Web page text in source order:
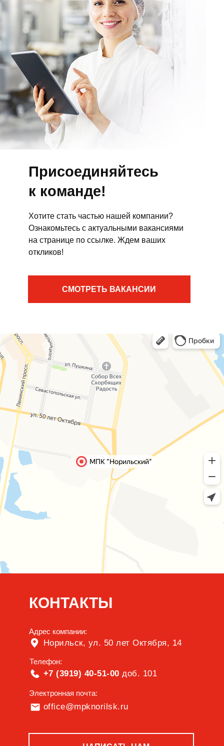
Присоединяйтесь
к команде!
СМОТРЕТЬ ВАКАНСИИ
Хотите стать частью нашей компании?
Ознакомьтесь с актуальными вакансиями
на странице по ссылке. Ждем ваших
откликов!
Норильск, ул. 50 лет Октября, 14
office@mpknorilsk.ru
+7 (3919) 40-51-00 доб. 101
КОНТАКТЫ
Электронная почта:
Телефон:
Адрес компании: